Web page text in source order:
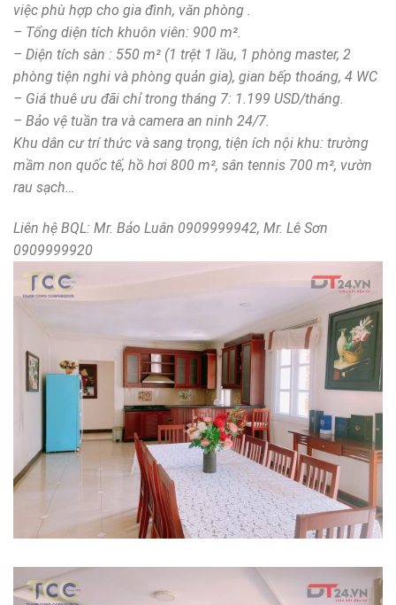
việc phù hợp cho gia đình, văn phòng .
– Tổng diện tích khuôn viên: 900 m².
– Diện tích sàn : 550 m² (1 trệt 1 lầu, 1 phòng master, 2
phòng tiện nghi và phòng quản gia), gian bếp thoáng, 4 WC
– Giá thuê ưu đãi chỉ trong tháng 7: 1.199 USD/tháng.
– Bảo vệ tuần tra và camera an ninh 24/7.
Khu dân cư trí thức và sang trọng, tiện ích nội khu: trường
mầm non quốc tế, hồ hơi 800 m², sân tennis 700 m², vườn
rau sạch…
Liên hệ BQL: Mr. Bảo Luân 0909999942, Mr. Lê Sơn
0909999920